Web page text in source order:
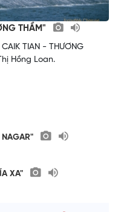
THẦM"
TIAN - THƯƠNG
Hồng Loan.
NAGAR"
XA"